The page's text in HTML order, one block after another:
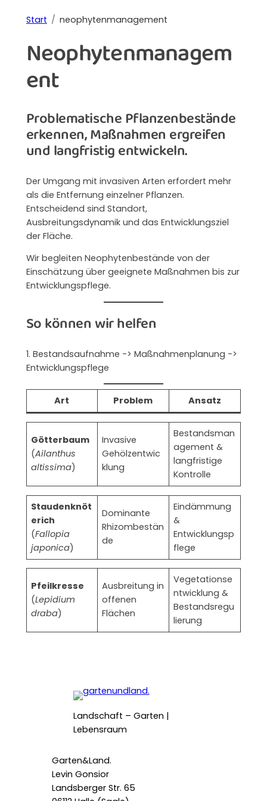
Start neophytenmanagement
Neophytenmanagem
ent
Problematische Pflanzenbestände
erkennen, Maßnahmen ergreifen
und langfristig entwickeln.
Der Umgang mit invasiven Arten erfordert mehr
als die Entfernung einzelner Pflanzen.
Entscheidend sind Standort,
Ausbreitungsdynamik und das Entwicklungsziel
der Fläche.
Wir begleiten Neophytenbestände von der
Einschätzung über geeignete Maßnahmen bis zur
Entwicklungspflege.
So können wir helfen
1. Bestandsaufnahme -> Maßnahmenplanung ->
Entwicklungspflege
Art Problem Ansatz
Götterbaum
(Ailanthus
altissima)
Invasive
Gehölzentwic
klung
Bestandsman
agement &
langfristige
Kontrolle
Staudenknöt
erich
(Fallopia
japonica)
Dominante
Rhizombestän
de
Eindämmung
&
Entwicklungsp
flege
Pfeilkresse
(Lepidium
draba)
Ausbreitung in
offenen
Flächen
Vegetationse
ntwicklung &
Bestandsregu
lierung
Landschaft – Garten |
Lebensraum
Garten&Land.
Levin Gonsior
Landsberger Str. 65